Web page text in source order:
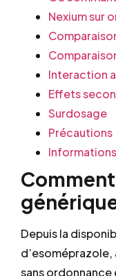
Nexium sur
Interaction
Effets
Surdosage
Précautions
Depuis la
sans